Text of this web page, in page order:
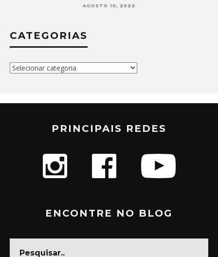
AGOSTO 10, 2022
CATEGORIAS
Categorias
PRINCIPAIS REDES
ENCONTRE NO BLOG